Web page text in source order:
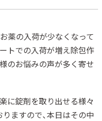
薬の入荷が少なくなって
トでの入荷が増え除包作
のお悩みの声が多く寄せ
に錠剤を取り出せる様々
ますので、本日はその中